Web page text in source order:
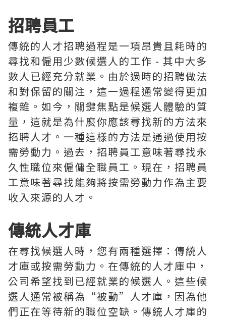
招聘員工
傳統的人才招聘過程是一項昂貴且耗時的
尋找和僱用少數候選人的工作 - 其中大多
數人已經充分就業。由於過時的招聘做法
和對保留的關注，這一過程通常變得更加
複雜。如今，關鍵焦點是候選人體驗的質
量，這就是為什麼你應該尋找新的方法來
招聘人才。一種這樣的方法是通過使用按
需勞動力。過去，招聘員工意味著尋找永
久性職位來僱傭全職員工。現在，招聘員
工意味著尋找能夠將按需勞動力作為主要
收入來源的人才。
傳統人才庫
在尋找候選人時，您有兩種選擇：傳統人
才庫或按需勞動力。在傳統的人才庫中，
公司希望找到已經就業的候選人。這些候
選人通常被稱為“被動”人才庫，因為他
們正在等待新的職位空缺。傳統人才庫的